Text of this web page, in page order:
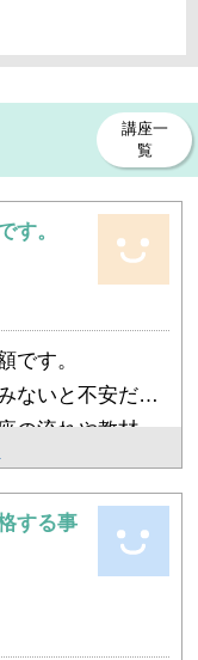
講座一
覧
す。
です。
ないと不安だっ
の流れや教材、
く説明していた
で答えていただ
うことを学びま
フォローで、背
が出来ました。
ったので続けら
は一人での学習
小テストの時、
いているのをみ
する事